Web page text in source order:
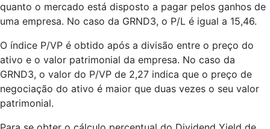
quanto o mercado está disposto a pagar pelos ganhos de
uma empresa. No caso da GRND3, o P/L é igual a 15,46.
O índice P/VP é obtido após a divisão entre o preço do
ativo e o valor patrimonial da empresa. No caso da
GRND3, o valor do P/VP de 2,27 indica que o preço de
negociação do ativo é maior que duas vezes o seu valor
patrimonial.